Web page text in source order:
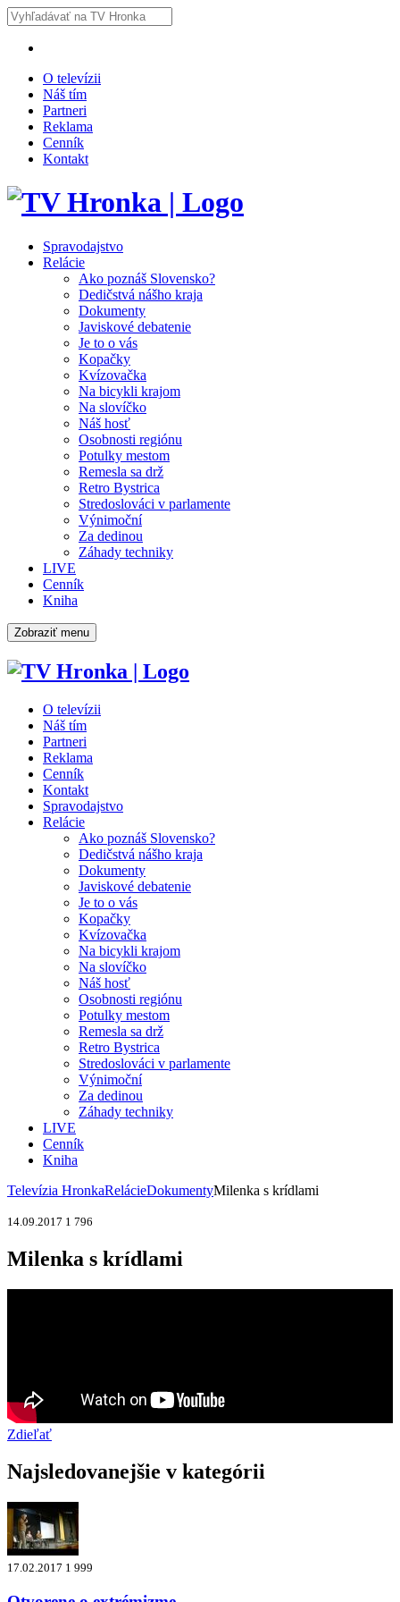
O televízii
Náš tím
Partneri
Reklama
Cenník
Kontakt
Spravodajstvo
Relácie
Ako poznáš Slovensko?
Dedičstvá nášho kraja
Dokumenty
Javiskové debatenie
Je to o vás
Kopačky
Kvízovačka
Na bicykli krajom
Na slovíčko
Náš hosť
Osobnosti regiónu
Potulky mestom
Remesla sa drž
Retro Bystrica
Stredoslováci v parlamente
Výnimoční
Za dedinou
Záhady techniky
LIVE
Cenník
Kniha
Zobraziť menu
O televízii
Náš tím
Partneri
Reklama
Cenník
Kontakt
Spravodajstvo
Relácie
Ako poznáš Slovensko?
Dedičstvá nášho kraja
Dokumenty
Javiskové debatenie
Je to o vás
Kopačky
Kvízovačka
Na bicykli krajom
Na slovíčko
Náš hosť
Osobnosti regiónu
Potulky mestom
Remesla sa drž
Retro Bystrica
Stredoslováci v parlamente
Výnimoční
Za dedinou
Záhady techniky
LIVE
Cenník
Kniha
Televízia HronkaRelácieDokumentyMilenka s krídlami
14.09.2017 1 796
Milenka s krídlami
Zdieľať
Najsledovanejšie v kategórii
17.02.2017 1 999